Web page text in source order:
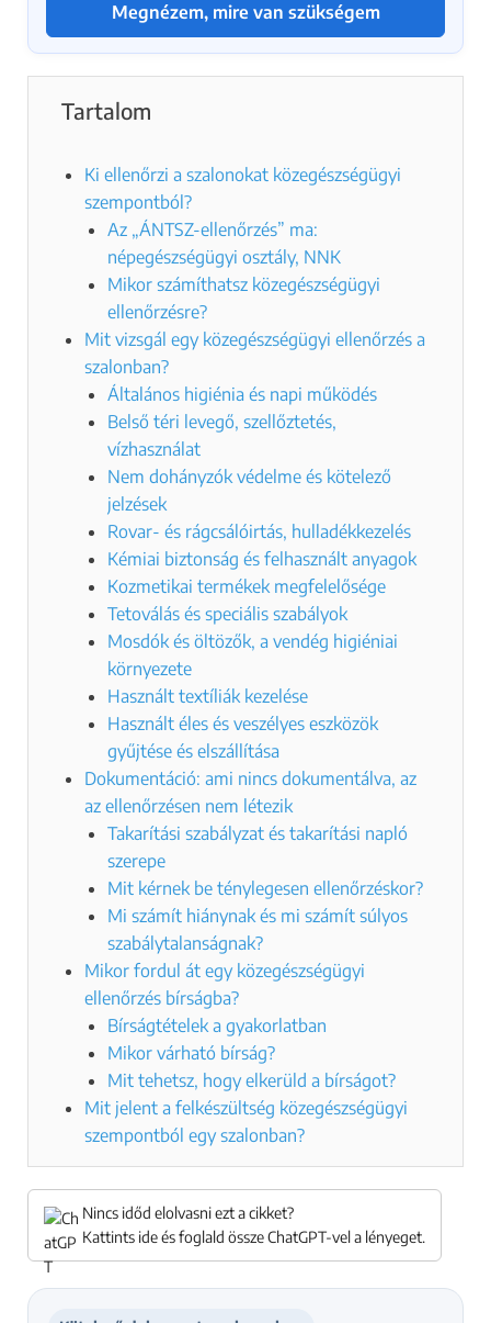
Megnézem, mire van szükségem
Tartalom
Ki ellenőrzi a szalonokat közegészségügyi
szempontból?
Az „ÁNTSZ-ellenőrzés” ma:
népegészségügyi osztály, NNK
Mikor számíthatsz közegészségügyi
ellenőrzésre?
Mit vizsgál egy közegészségügyi ellenőrzés a
szalonban?
Általános higiénia és napi működés
Belső téri levegő, szellőztetés,
vízhasználat
Nem dohányzók védelme és kötelező
jelzések
Rovar- és rágcsálóirtás, hulladékkezelés
Kémiai biztonság és felhasznált anyagok
Kozmetikai termékek megfelelősége
Tetoválás és speciális szabályok
Mosdók és öltözők, a vendég higiéniai
környezete
Használt textíliák kezelése
Használt éles és veszélyes eszközök
gyűjtése és elszállítása
Dokumentáció: ami nincs dokumentálva, az
az ellenőrzésen nem létezik
Takarítási szabályzat és takarítási napló
szerepe
Mit kérnek be ténylegesen ellenőrzéskor?
Mi számít hiánynak és mi számít súlyos
szabálytalanságnak?
Mikor fordul át egy közegészségügyi
ellenőrzés bírságba?
Bírságtételek a gyakorlatban
Mikor várható bírság?
Mit tehetsz, hogy elkerüld a bírságot?
Mit jelent a felkészültség közegészségügyi
szempontból egy szalonban?
Nincs időd elolvasni ezt a cikket?
Kattints ide és foglald össze ChatGPT-vel a lényeget.